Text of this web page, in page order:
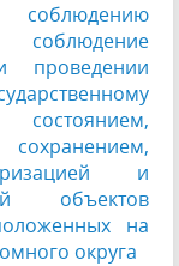
соблюдение
проведении
и
объектов
на
округа